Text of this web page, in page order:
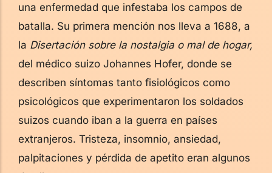
una enfermedad que infestaba los campos de
batalla. Su primera mención nos lleva a 1688, a
la Disertación sobre la nostalgia o mal de hogar,
del médico suizo Johannes Hofer, donde se
describen síntomas tanto fisiológicos como
psicológicos que experimentaron los soldados
suizos cuando iban a la guerra en países
extranjeros. Tristeza, insomnio, ansiedad,
palpitaciones y pérdida de apetito eran algunos